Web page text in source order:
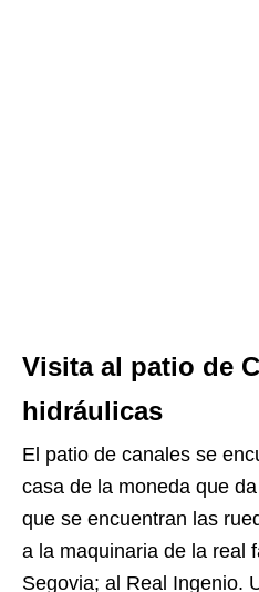
Visita al patio de
hidráulicas
El patio de canales se
casa de la moneda que
que se encuentran las
a la maquinaria de la real
Segovia; al Real Ingenio.